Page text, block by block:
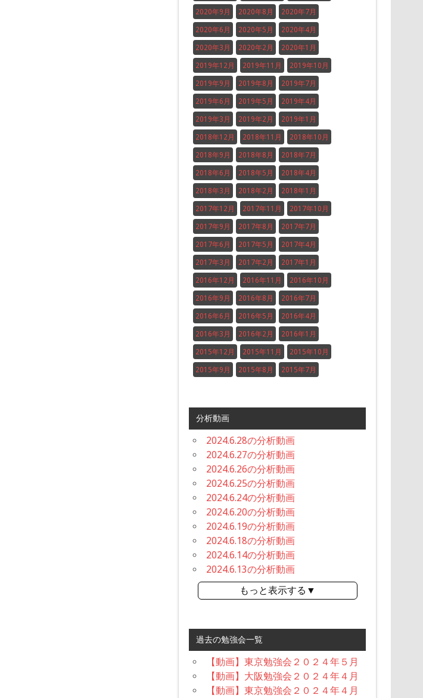
2020年9月 2020年8月 2020年7月
2020年6月 2020年5月 2020年4月
2020年3月 2020年2月 2020年1月
2019年12月 2019年11月 2019年10月
2019年9月 2019年8月 2019年7月
2019年6月 2019年5月 2019年4月
2019年3月 2019年2月 2019年1月
2018年12月 2018年11月 2018年10月
2018年9月 2018年8月 2018年7月
2018年6月 2018年5月 2018年4月
2018年3月 2018年2月 2018年1月
2017年12月 2017年11月 2017年10月
2017年9月 2017年8月 2017年7月
2017年6月 2017年5月 2017年4月
2017年3月 2017年2月 2017年1月
2016年12月 2016年11月 2016年10月
2016年9月 2016年8月 2016年7月
2016年6月 2016年5月 2016年4月
2016年3月 2016年2月 2016年1月
2015年12月 2015年11月 2015年10月
2015年9月 2015年8月 2015年7月
分析動画
2024.6.28の分析動画
2024.6.27の分析動画
2024.6.26の分析動画
2024.6.25の分析動画
2024.6.24の分析動画
2024.6.20の分析動画
2024.6.19の分析動画
2024.6.18の分析動画
2024.6.14の分析動画
2024.6.13の分析動画
もっと表示する▼
過去の勉強会一覧
【動画】東京勉強会２０２４年５月
【動画】大阪勉強会２０２４年４月
【動画】東京勉強会２０２４年４月